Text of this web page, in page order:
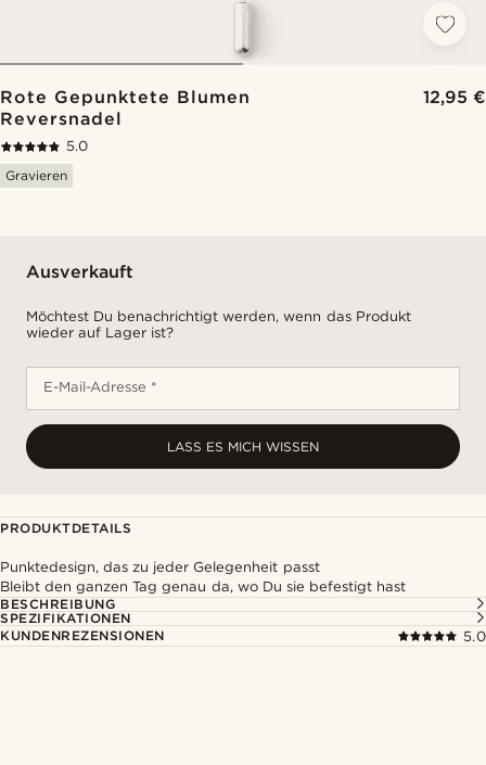
Rote Gepunktete Blumen
Reversnadel
12,95 €
5.0
Gravieren
Ausverkauft
Möchtest Du benachrichtigt werden, wenn das Produkt
wieder auf Lager ist?
E-Mail-Adresse *
LASS ES MICH WISSEN
PRODUKTDETAILS
Punktedesign, das zu jeder Gelegenheit passt
Bleibt den ganzen Tag genau da, wo Du sie befestigt hast
BESCHREIBUNG
SPEZIFIKATIONEN
KUNDENREZENSIONEN
5.0